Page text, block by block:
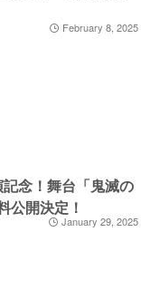
February 8, 2025
念！舞台「鬼滅の
公開決定！
January 29, 2025